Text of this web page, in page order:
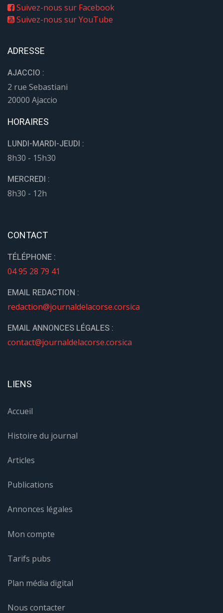
Suivez-nous sur Facebook
Suivez-nous sur YouTube
ADRESSE
AJACCIO :
2 rue Sebastiani
20000 Ajaccio
HORAIRES
LUNDI-MARDI-JEUDI :
8h30 - 15h30
MERCREDI :
8h30 - 12h
CONTACT
TÉLÉPHONE :
04 95 28 79 41
EMAIL REDACTION :
redaction@journaldelacorse.corsica
EMAIL ANNONCES LÉGALES :
contact@journaldelacorse.corsica
LIENS
Accueil
Histoire du journal
Articles
Publications
Annonces légales
Mon compte
Tarifs pubs
Plan média digital
Nous contacter